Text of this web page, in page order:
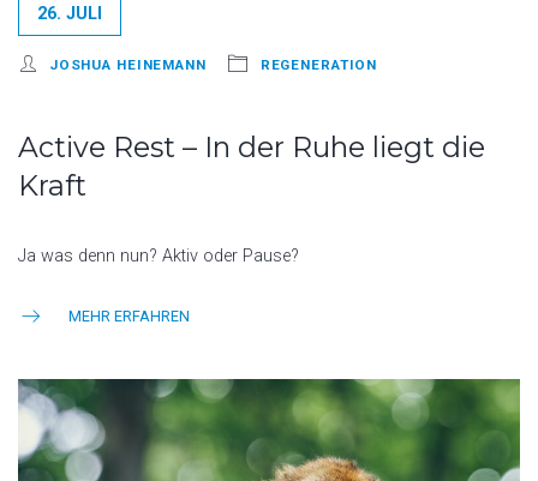
26. JULI
JOSHUA HEINEMANN REGENERATION
Active Rest – In der Ruhe liegt die
Kraft
Ja was denn nun? Aktiv oder Pause?
MEHR ERFAHREN